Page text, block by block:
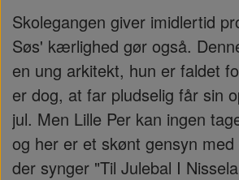
Skolegangen giver imidlertid
Søs' kærlighed gør også.
en ung arkitekt, hun er faldet
er dog, at far pludselig får sin
jul. Men Lille Per kan ingen
og her er et skønt gensyn
der synger "Til Julebal I